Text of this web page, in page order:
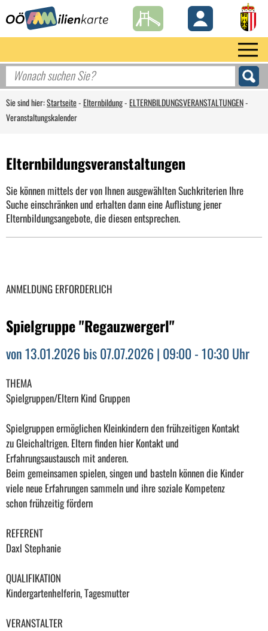
Sie sind hier:Startseite-Elternbildung-ELTERNBILDUNGSVERANSTALTUNGEN-
Veranstaltungskalender
Elternbildungsveranstaltungen
Sie können mittels der von Ihnen ausgewählten Suchkriterien Ihre
Suche einschränken und erhalten dann eine Auflistung jener
Elternbildungsangebote, die diesen entsprechen.
ANMELDUNG ERFORDERLICH
Spielgruppe "Regauzwergerl"
von 13.01.2026 bis 07.07.2026 | 09:00 - 10:30 Uhr
THEMA
Spielgruppen/Eltern Kind Gruppen
Spielgruppen ermöglichen Kleinkindern den frühzeitigen Kontakt
zu Gleichaltrigen. Eltern finden hier Kontakt und
Erfahrungsaustausch mit anderen.
Beim gemeinsamen spielen, singen und basteln können die Kinder
viele neue Erfahrungen sammeln und ihre soziale Kompetenz
schon frühzeitig fördern
REFERENT
Daxl Stephanie
QUALIFIKATION
Kindergartenhelferin, Tagesmutter
VERANSTALTER